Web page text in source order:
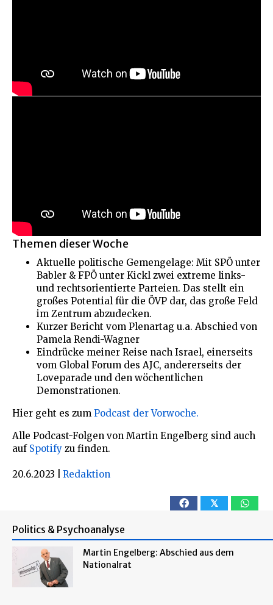
Themen dieser Woche
Aktuelle politische Gemengelage: Mit SPÖ unter
Babler & FPÖ unter Kickl zwei extreme links-
und rechtsorientierte Parteien. Das stellt ein
großes Potential für die ÖVP dar, das große Feld
im Zentrum abzudecken.
Kurzer Bericht vom Plenartag u.a. Abschied von
Pamela Rendi-Wagner
Eindrücke meiner Reise nach Israel, einerseits
vom Global Forum des AJC, andererseits der
Loveparade und den wöchentlichen
Demonstrationen.
Hier geht es zum Podcast der Vorwoche.
Alle Podcast-Folgen von Martin Engelberg sind auch
auf Spotify zu finden.
20.6.2023 Redaktion
𝕏
Politics & Psychoanalyse
Martin Engelberg: Abschied aus dem
Nationalrat